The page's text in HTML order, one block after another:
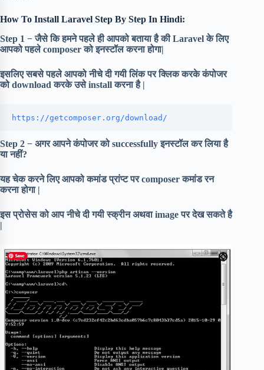
How To Install Laravel Step By Step In Hindi:
Step 1 − जैसे कि हमने पहले ही आपको बताया है की Laravel के लिए
आपको पहले composer को इनस्टॉल करना होगा|
इसलिए सबसे पहले आपको नीचे दी गयी लिंक पर क्लिक करके कंपोजर
को download करके उसे install करना है |
https://getcomposer.org/download/
Step 2 − अगर आपने कंपोजर को successfully इनस्टॉल कर लिया है
या नहीं?
यह चेक करने लिए आपको कमांड प्रांप्ट पर composer कमांड रन
करना होगा |
इस प्रोसेस को आप नीचे दी गयी स्क्रीन अथवा image पर देख सकते है
|